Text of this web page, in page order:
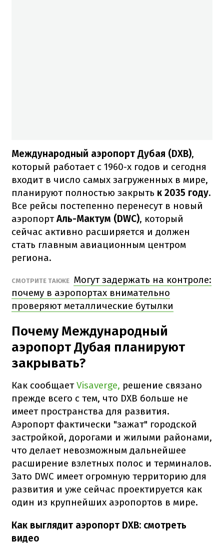
Международный аэропорт Дубая (DXB),
который работает с 1960-х годов и сегодня
входит в число самых загруженных в мире,
планируют полностью закрыть к 2035 году.
Все рейсы постепенно перенесут в новый
аэропортАль-Мактум (DWC), который
сейчас активно расширяется и должен
стать главным авиационным центром
региона.
СМОТРИТЕ ТАКЖЕ Могут задержать на контроле:
почему в аэропортах внимательно
проверяют металлические бутылки
Почему Международный
аэропорт Дубая планируют
закрывать?
Как сообщаетVisaverge, решение связано
прежде всего с тем, что DXB больше не
имеет пространства для развития.
Аэропорт фактически "зажат" городской
застройкой, дорогами и жилыми районами,
что делает невозможным дальнейшее
расширение взлетных полос и терминалов.
Зато DWC имеет огромную территорию для
развития и уже сейчас проектируется как
один из крупнейших аэропортов в мире.
Как выглядит аэропорт DXB: смотреть
видео